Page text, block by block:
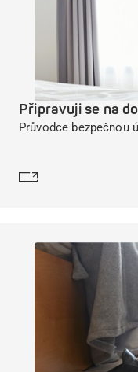
Připravuji se na
Průvodce bezpečnou
Dozvědět se více